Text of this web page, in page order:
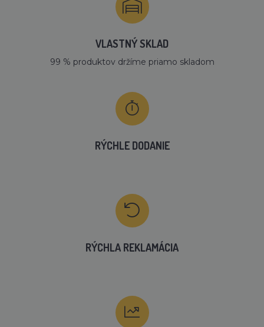
VLASTNÝ SKLAD
99 % produktov držíme priamo skladom
RÝCHLE DODANIE
RÝCHLA REKLAMÁCIA